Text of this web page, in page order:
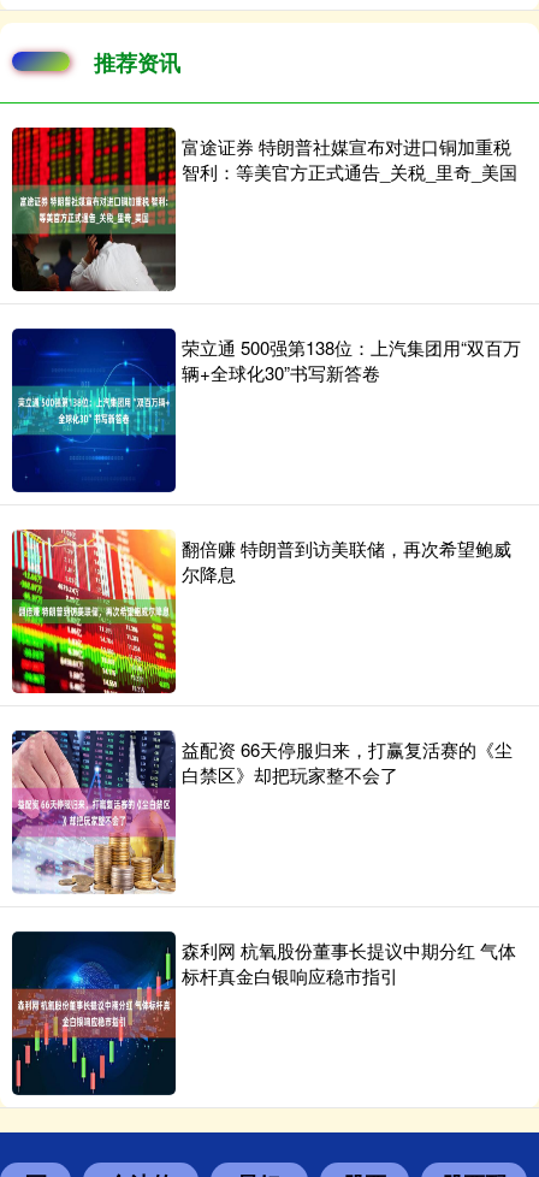
推荐资讯
富途证券 特朗普社媒宣布对进口铜加重税
智利：等美官方正式通告_关税_里奇_美国
荣立通 500强第138位：上汽集团用“双百万
辆+全球化30”书写新答卷
翻倍赚 特朗普到访美联储，再次希望鲍威
尔降息
益配资 66天停服归来，打赢复活赛的《尘
白禁区》却把玩家整不会了
森利网 杭氧股份董事长提议中期分红 气体
标杆真金白银响应稳市指引